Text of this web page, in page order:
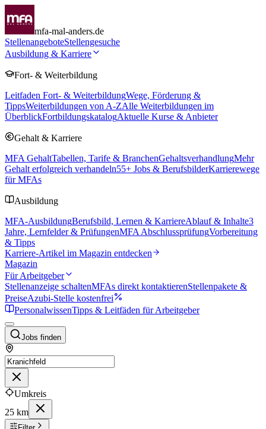
mfa-mal-anders.de
StellenangeboteStellengesuche
Ausbildung & Karriere
Fort- & Weiterbildung
Leitfaden Fort- & WeiterbildungWege, Förderung &
TippsWeiterbildungen von A-ZAlle Weiterbildungen im
ÜberblickFortbildungskatalogAktuelle Kurse & Anbieter
Gehalt & Karriere
MFA GehaltTabellen, Tarife & BranchenGehaltsverhandlungMehr
Gehalt erfolgreich verhandeln55+ Jobs & BerufsbilderKarrierewege
für MFAs
Ausbildung
MFA-AusbildungBerufsbild, Lernen & KarriereAblauf & Inhalte3
Jahre, Lernfelder & PrüfungenMFA AbschlussprüfungVorbereitung
& Tipps
Karriere-Artikel im Magazin entdecken
Magazin
Für Arbeitgeber
Stellenanzeige schaltenMFAs direkt kontaktierenStellenpakete &
PreiseAzubi-Stelle kostenfrei
PersonalwissenTipps & Leitfäden für Arbeitgeber
Jobs finden
Umkreis
25 km